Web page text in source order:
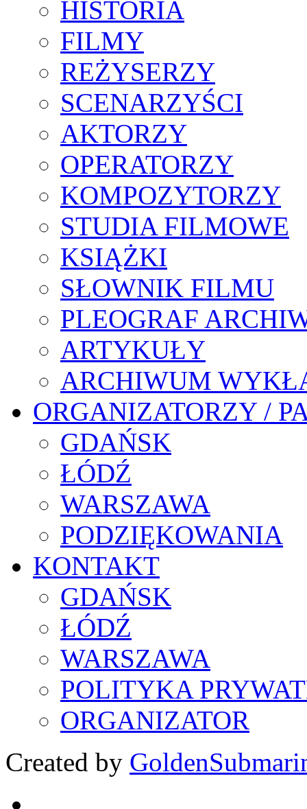
HISTORIA
FILMY
REŻYSERZY
SCENARZYŚCI
AKTORZY
OPERATORZY
KOMPOZYTORZY
STUDIA FILMOWE
KSIĄŻKI
SŁOWNIK FILMU
PLEOGRAF
ARTYKUŁY
ARCHIWUM
ORGANIZATORZY /
GDAŃSK
ŁÓDŹ
WARSZAWA
PODZIĘKOWANIA
KONTAKT
GDAŃSK
ŁÓDŹ
WARSZAWA
POLITYKA
ORGANIZATOR
Created by